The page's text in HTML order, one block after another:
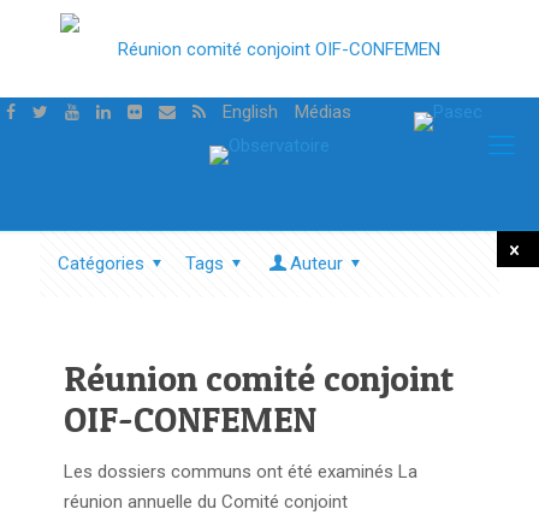
English Médias
Catégories Tags Auteur
Réunion comité conjoint
OIF-CONFEMEN
Les dossiers communs ont été examinés La
réunion annuelle du Comité conjoint